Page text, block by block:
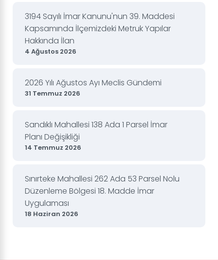
3194 Sayılı İmar Kanunu'nun 39. Maddesi
Kapsamında İlçemizdeki Metruk Yapılar
Hakkında İlan
4 Ağustos 2026
2026 Yılı Ağustos Ayı Meclis Gündemi
31 Temmuz 2026
Sandıklı Mahallesi 138 Ada 1 Parsel İmar
Planı Değişikliği
14 Temmuz 2026
Sınırteke Mahallesi 262 Ada 53 Parsel Nolu
Düzenleme Bölgesi 18. Madde İmar
Uygulaması
18 Haziran 2026